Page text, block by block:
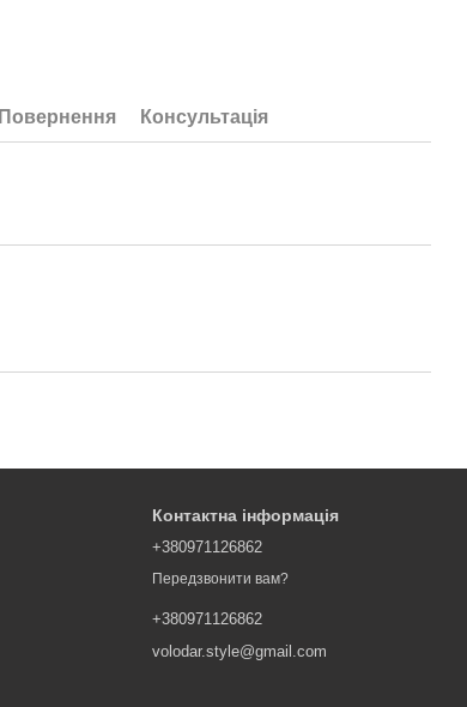
Повернення Консультація
Контактна інформація
+380971126862
Передзвонити вам?
+380971126862
volodar.style@gmail.com